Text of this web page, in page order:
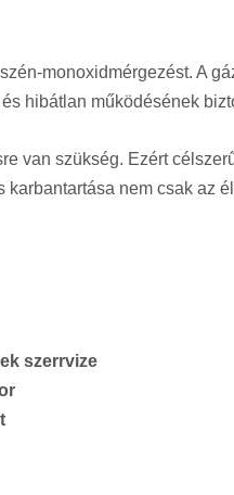
monoxidmérgezést. A
hibátlan működésének
van szükség. Ezért
nem csak az
szerrvize